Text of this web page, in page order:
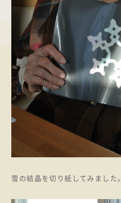
雪の結晶を切り紙してみました。